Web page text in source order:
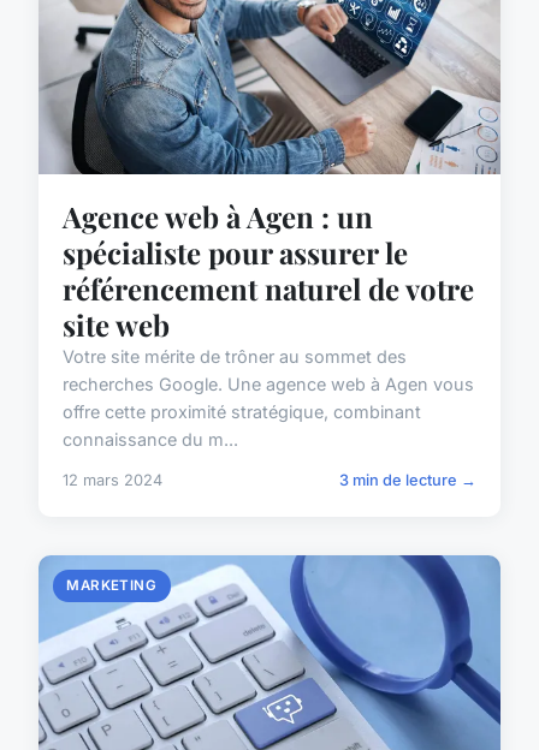
Agence web à Agen : un
spécialiste pour assurer le
référencement naturel de votre
site web
Votre site mérite de trôner au sommet des
recherches Google. Une agence web à Agen vous
offre cette proximité stratégique, combinant
connaissance du m...
12 mars 2024 3 min de lecture →
MARKETING